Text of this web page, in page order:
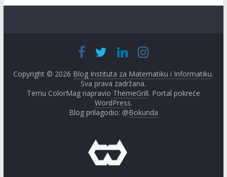
Copyright © 2026 Blog Instituta za Matematiku i Informatiku.
Sva prava zadržana.
Temu ColorMag napravio ThemeGrill. Portal pokreće
WordPress.
Blog prilagodio: @Bokunda